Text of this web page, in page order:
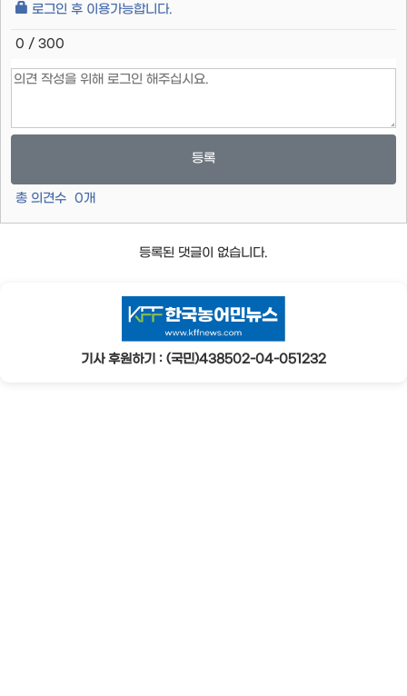
로그인 후 이용가능합니다.
0 / 300
등록
총 의견수 0개
등록된 댓글이 없습니다.
기사 후원하기 : (국민)438502-04-051232